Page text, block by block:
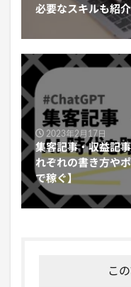
必要なスキルも紹介
2023年2月17日
集客記事・収益記
れぞれの書き方や
で稼ぐ】
こ